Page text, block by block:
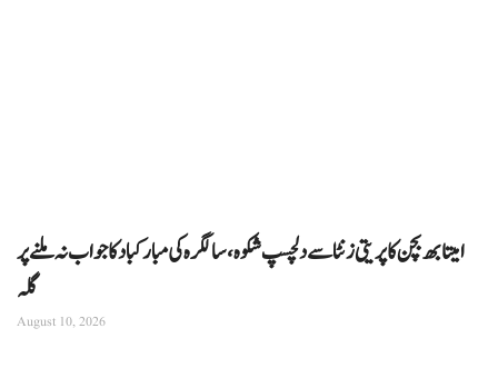
امیتابھ بچن کا پریتی زنٹا سے دلچسپ شکوہ، سالگرہ کی مبارکباد کا جواب نہ ملنے پر
گلہ
August 10, 2026